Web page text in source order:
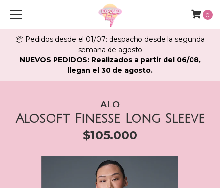
📦 Pedidos desde el 01/07: despacho desde la segunda
semana de agosto
NUEVOS PEDIDOS: Realizados a partir del 06/08,
llegan el 30 de agosto.
0
ALO
Alosoft Finesse Long Sleeve
$105.000